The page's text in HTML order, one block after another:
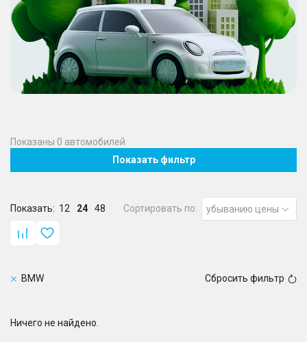
Показаны 0 автомобилей
Показать фильтр
Показать: 12 24 48 Сортировать по: убыванию цены
BMW Сбросить фильтр
Ничего не найдено.